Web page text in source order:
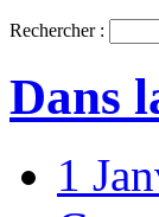
Rechercher :
Dans
1